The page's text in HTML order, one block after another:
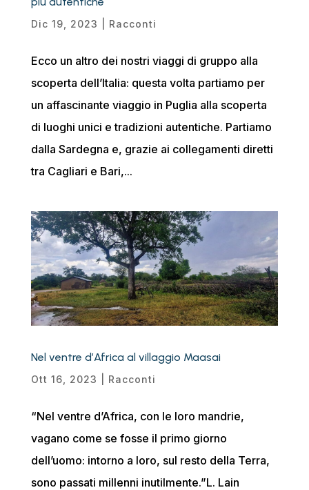
Dic 19, 2023 Racconti
Ecco un altro dei nostri viaggi di gruppo alla
scoperta dell’Italia: questa volta partiamo per
un affascinante viaggio in Puglia alla scoperta
di luoghi unici e tradizioni autentiche. Partiamo
dalla Sardegna e, grazie ai collegamenti diretti
tra Cagliari e Bari,...
Nel ventre d’Africa al villaggio Maasai
Ott 16, 2023 Racconti
“Nel ventre d’Africa, con le loro mandrie,
vagano come se fosse il primo giorno
dell’uomo: intorno a loro, sul resto della Terra,
sono passati millenni inutilmente.”L. Lain